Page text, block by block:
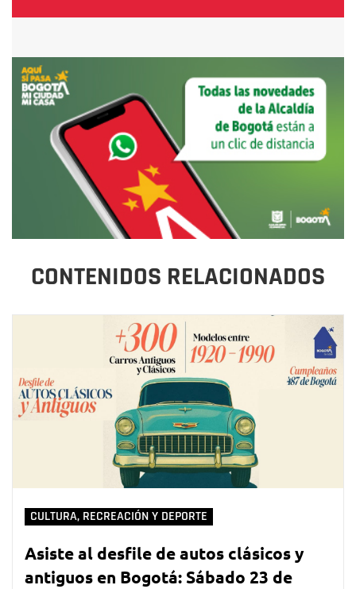
CONTENIDOS RELACIONADOS
CULTURA, RECREACIÓN Y DEPORTE
Asiste al desfile de autos clásicos y
antiguos en Bogotá: Sábado 23 de